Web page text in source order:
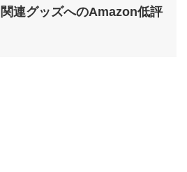
関連グッズへのAmazon低評